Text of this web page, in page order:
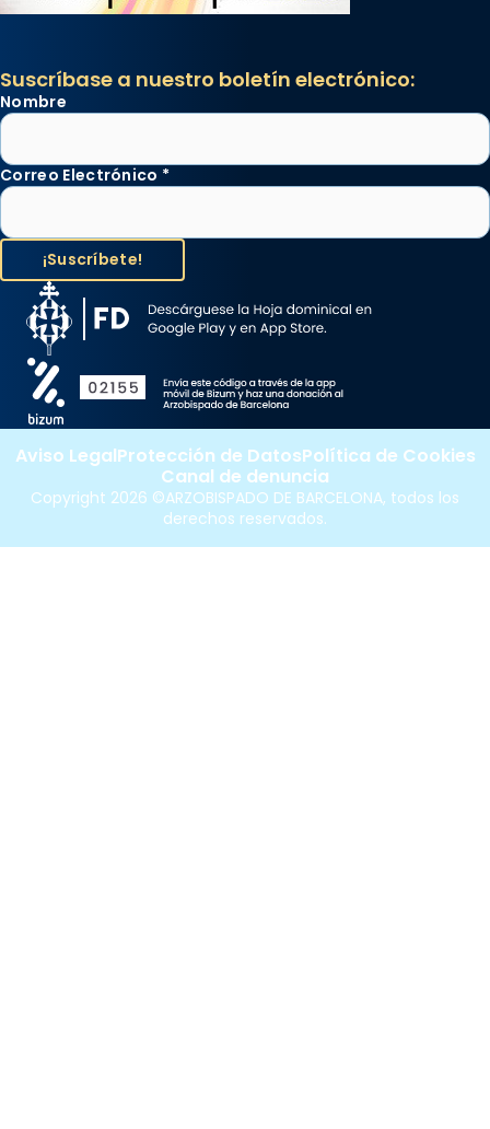
Suscríbase a nuestro boletín electrónico:
Nombre
Correo Electrónico *
Copyright 2026 ©ARZOBISPADO DE BARCELONA, todos los
derechos reservados.
Aviso LegalProtección de DatosPolítica de Cookies
Canal de denuncia